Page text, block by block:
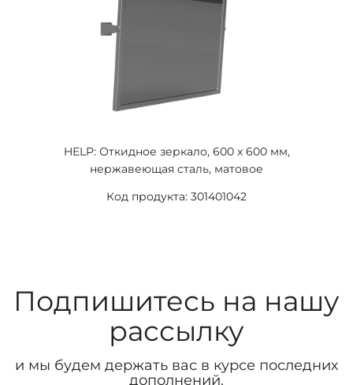
HELP: Откидное зеркало, 600 x 600 мм,
нержавеющая сталь, матовое
Код продукта: 301401042
Подпишитесь на нашу
рассылку
и мы будем держать вас в курсе последних
дополнений.